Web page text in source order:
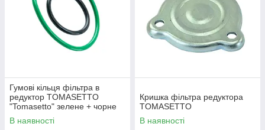
Гумові кільця фільтра в
редуктор TOMASETTO
"Tomasetto" зелене + чорне
В наявності
Кришка фільтра редуктора
TOMASETTO
В наявності